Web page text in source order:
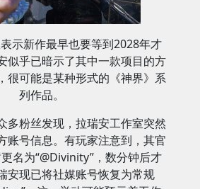
示新作最早也要等到2028年才
似乎已暗示了其中一款项目的方
可能是某种形式的《神界》系
列作品。
多粉丝发现，拉瑞安工作室突然
账号信息。有玩家注意到，其官
名为“@Divinity”，数分钟后才
安现已将社媒账号恢复为常规